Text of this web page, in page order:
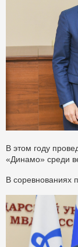
В этом году
«Динамо» среди
В соревнованиях